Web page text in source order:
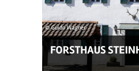
© Guido Wagner
FORSTHAUS